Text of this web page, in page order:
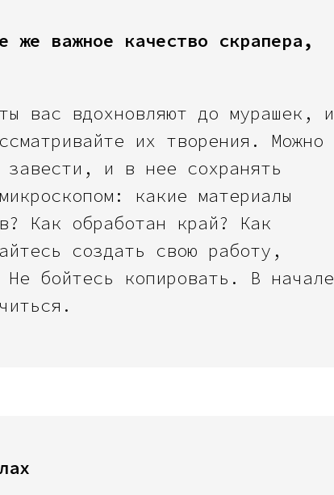
же важное качество скрапера,
вас вдохновляют до мурашек, и
их творения. Можно
завести, и в нее сохранять
какие материалы
Как обработан край? Как
создать свою работу,
бойтесь копировать. В начале